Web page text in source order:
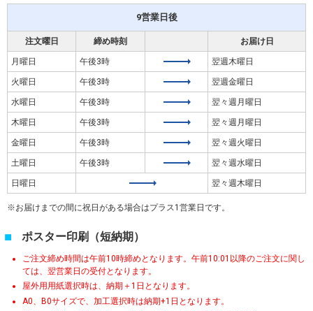
9営業日後
注文曜日 締め時刻 お届け日
月曜日 午後3時 翌週木曜日
火曜日 午後3時 翌週金曜日
水曜日 午後3時 翌々週月曜日
木曜日 午後3時 翌々週月曜日
金曜日 午後3時 翌々週火曜日
土曜日 午後3時 翌々週水曜日
日曜日 翌々週木曜日
お届けまでの間に祝日がある場合はプラス1営業日です。
ポスター印刷（短納期）
ご注文締め時間は午前10時締めとなります。午前10:01以降のご注文に関し
ては、翌営業日の受付となります。
屋外用用紙選択時は、納期＋1日となります。
A0、B0サイズで、加工選択時は納期+1日となります。